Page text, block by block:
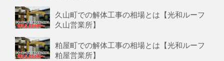
久山町での解体工事の相場とは【光和ルーフ
久山営業所】
粕屋町での解体工事の相場とは【光和ルーフ
粕屋営業所】